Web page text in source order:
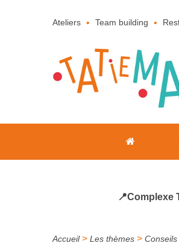
Ateliers Team building
📍Complexe
Accueil> Les thèmes >